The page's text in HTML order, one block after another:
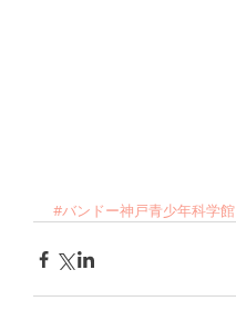
#バンドー神戸青少年科学館